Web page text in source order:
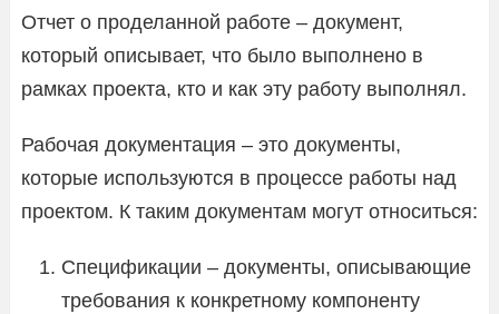
Отчет о проделанной работе – документ,
который описывает, что было выполнено в
рамках проекта, кто и как эту работу выполнял.
Рабочая документация – это документы,
которые используются в процессе работы над
проектом. К таким документам могут относиться:
Спецификации – документы, описывающие
требования к конкретному компоненту